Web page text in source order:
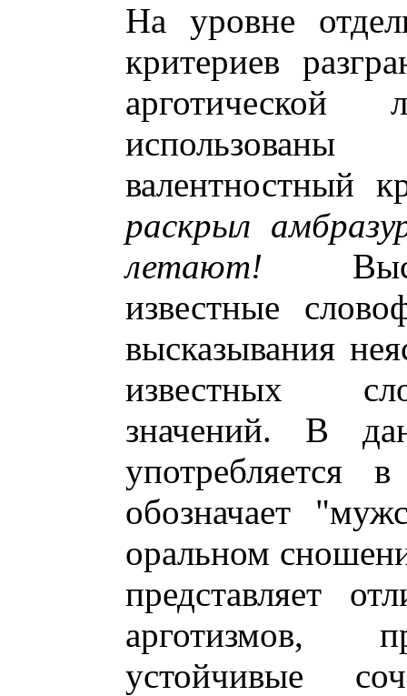
На уровне
критериев
валентностный
раскрыл
летают!
известные
высказывания
известных
значений. В
обозначает
оральном
представляет
арготизмов,
устойчивые